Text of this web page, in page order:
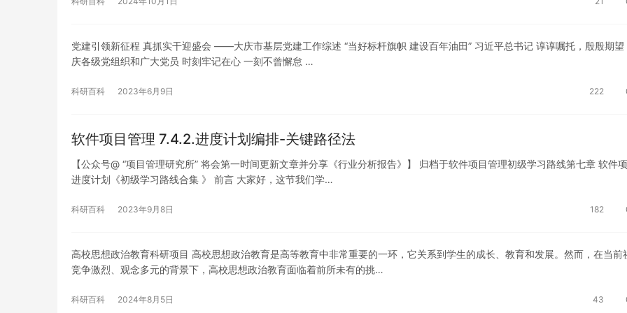
党建引领新征程 真抓实干迎盛会 ——大庆市基层党建工作综述 “当好标杆旗帜 建设百年油田” 习近平总书记 谆谆嘱托，殷殷期望
庆各级党组织和广大党员 时刻牢记在心 一刻不曾懈怠 …
科研百科 2023年6月9日 222
软件项目管理 7.4.2.进度计划编排-关键路径法
【公众号@ “项目管理研究所” 将会第一时间更新文章并分享《行业分析报告》】 归档于软件项目管理初级学习路线第七章 软件
进度计划《初级学习路线合集 》 前言 大家好，这节我们学…
科研百科 2023年9月8日 182
高校思想政治教育科研项目 高校思想政治教育是高等教育中非常重要的一环，它关系到学生的成长、教育和发展。然而，在当前
竞争激烈、观念多元的背景下，高校思想政治教育面临着前所未有的挑…
科研百科 2024年8月5日 43